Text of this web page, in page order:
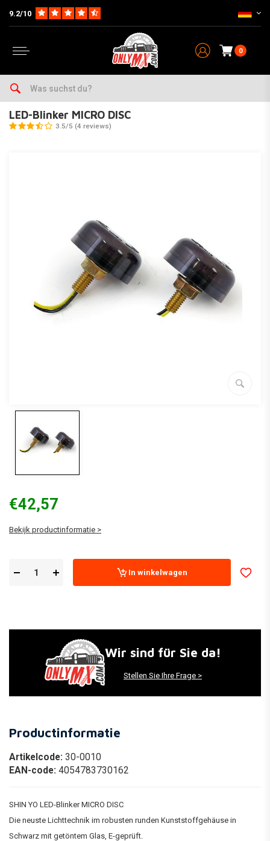
9.2/10
0
Home
LED-Blinker MICRO DISC
3.5/5 (4 reviews)
€42,57
Bekijk productinformatie >
In winkelwagen
Wir sind für Sie da!
Stellen Sie Ihre Frage >
Productinformatie
Artikelcode: 30-0010
EAN-code: 4054783730162
SHIN YO LED-Blinker MICRO DISC
Die neuste Lichttechnik im robusten runden Kunststoffgehäuse in
Schwarz mit getöntem Glas, E-geprüft.